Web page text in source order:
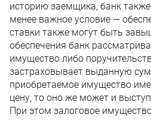
историю заемщика, банк
менее важное условие —
ставки также могут быть
обеспечения банк
имущество либо
застраховывает выданную
приобретаемое имущество
цену, то оно же может и
При этом залоговое